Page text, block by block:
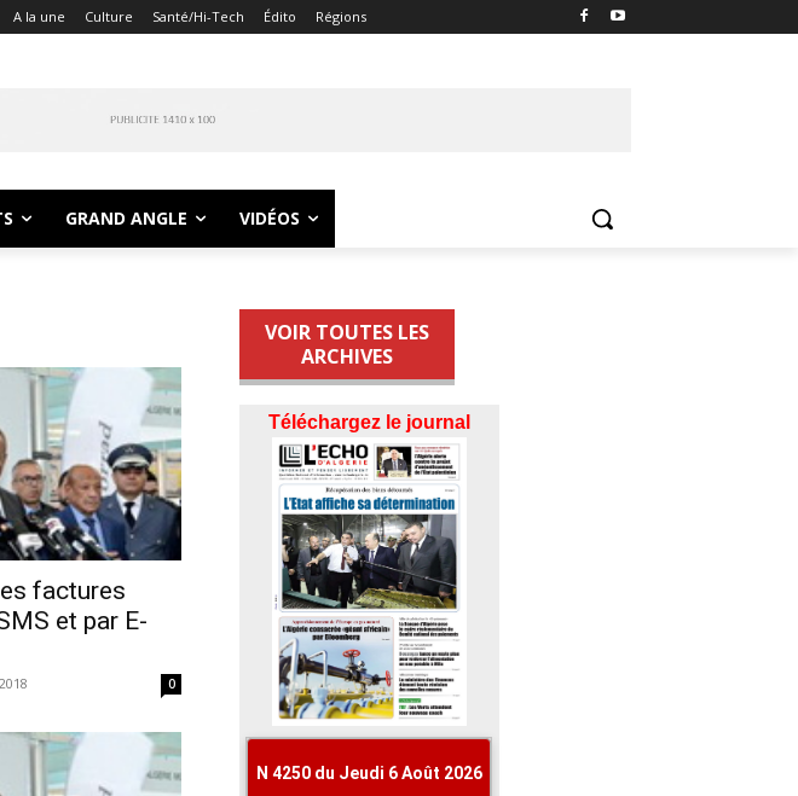
A la une Culture Santé/Hi-Tech Édito Régions
GRAND ANGLE VIDÉOS
factures
et par E-
0
VOIR TOUTES LES
ARCHIVES